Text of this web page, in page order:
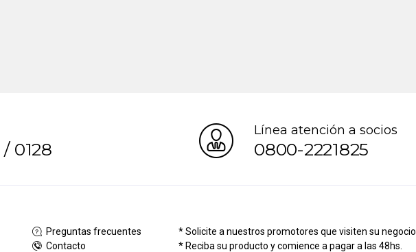
/ 0128
Línea atención a socios
0800-2221825
Preguntas frecuentes
Contacto
* Solicite a nuestros promotores que visiten su negocio
* Reciba su producto y comience a pagar a las 48hs.